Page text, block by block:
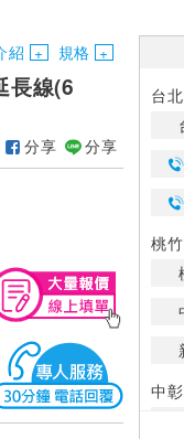
紹 規格
長線(6
分享 分享
台
桃
中